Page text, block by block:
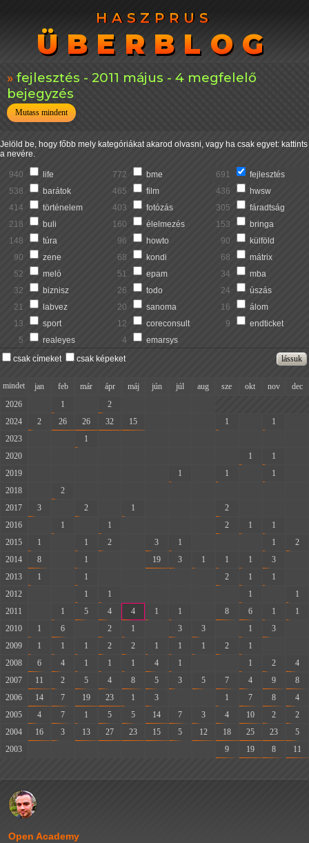
HASZPRUS
ÜBERBLOG
HASZPRUS
ÜBERBLOG
fejlesztés - 2011 május - 4 megfelelő
bejegyzés
Mutass mindent
Jelöld be, hogy főbb mely kategóriákat akarod olvasni, vagy ha csak egyet: kattints
a nevére.
940 life 772 bme 691
fejlesztés
538
barátok 465 film 436
hwsw
414
történelem 403 fotózás 305
fáradtság
218
buli 160 élelmezés 153
bringa
148
túra 96 howto 90
külföld
90
zene 68 kondi 68
mátrix
52
meló 51 epam 34
mba
32
biznisz 26 todo 24
úszás
21
labvez 20 sanoma 16
álom
13
sport 12 coreconsult 9
endticket
5
realeyes 4
emarsys
csak címeket
csak képeket
mindet jan feb már ápr máj jún júl aug sze okt nov
dec
2026
1 2
2024
2 26 26 32 15 1 1
2023
1
2020
1 1
2019
1 1 1
2018
2
2017
3 2 1 2
2016
1 1 2 1 1
2015
1 1 2 3 1 1
2
2014
8 1 19 3 1 1 1 3
2013
1 1 2 1 1
2012
1 1 1
1
2011
1 5 4 4 1 1 8 6 1
1
2010
1 6 2 1 3 3 1 3
2009
1 1 1 2 2 1 1 1 2 1
2008
6 4 1 1 1 4 1 1 2
4
2007
11 2 5 4 8 5 3 5 7 4 9
8
2006
14 7 19 23 1 3 1 7 8
4
2005
4 7 1 5 5 14 7 3 4 10 2
2
2004
16 3 13 27 23 15 5 12 18 25 23
5
2003
9 19 8 11
Open Academy